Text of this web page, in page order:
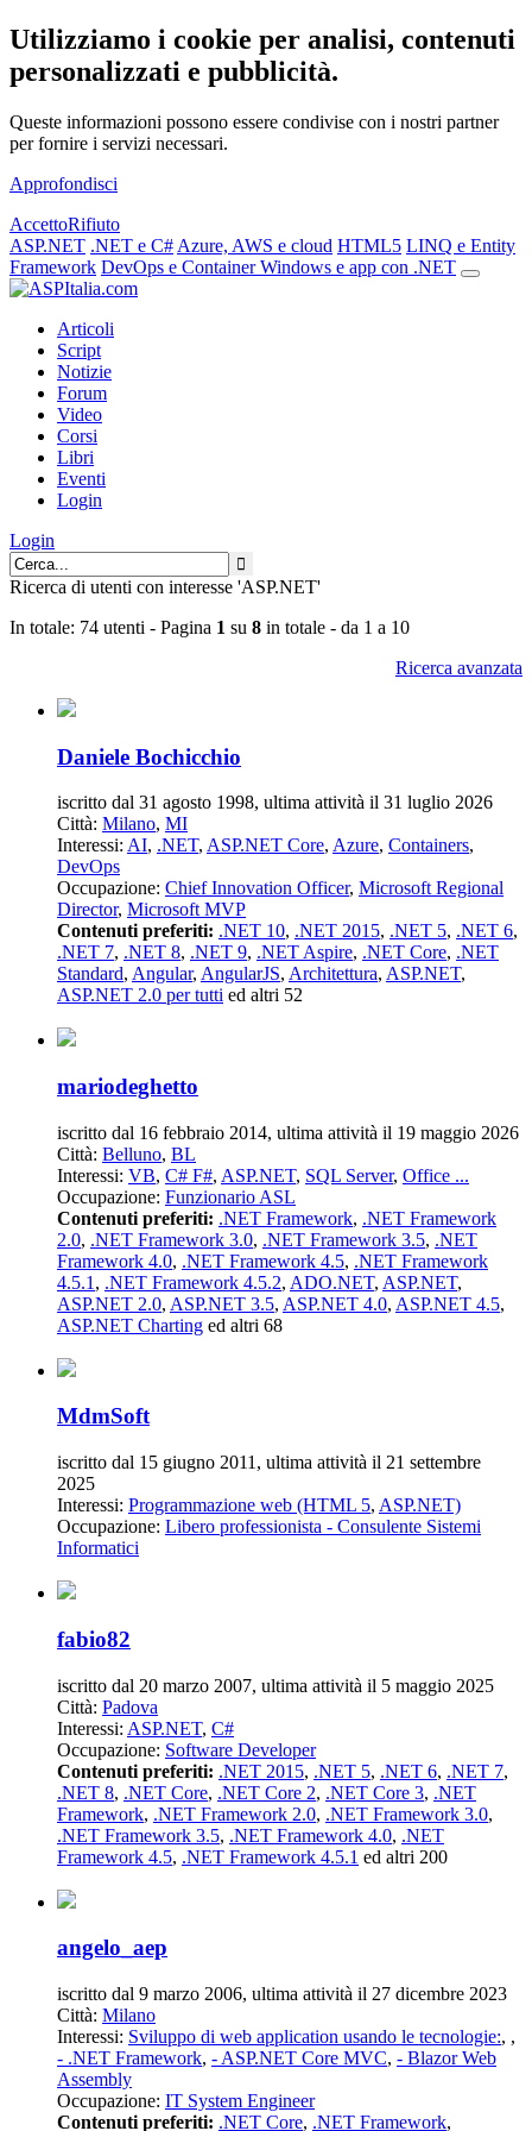
Utilizziamo i cookie per analisi, contenuti
personalizzati e pubblicità.
Queste informazioni possono essere condivise con i nostri partner
per fornire i servizi necessari.
Approfondisci
AccettoRifiuto
ASP.NET .NET e C# Azure, AWS e cloud HTML5 LINQ e Entity
Framework DevOps e ContainerWindows e app con .NET
Articoli
Script
Notizie
Forum
Video
Corsi
Libri
Eventi
Login
Login
Ricerca di utenti con interesse 'ASP.NET'
In totale: 74 utenti - Pagina 1 su 8 in totale - da 1 a 10
Ricerca avanzata
Daniele Bochicchio
iscritto dal 31 agosto 1998, ultima attività il 31 luglio 2026
Città: Milano, MI
Interessi: AI, .NET, ASP.NET Core, Azure, Containers,
DevOps
Occupazione: Chief Innovation Officer, Microsoft Regional
Director, Microsoft MVP
Contenuti preferiti: .NET 10, .NET 2015, .NET 5, .NET 6,
.NET 7, .NET 8, .NET 9, .NET Aspire, .NET Core, .NET
Standard, Angular, AngularJS, Architettura, ASP.NET,
ASP.NET 2.0 per tutti ed altri 52
mariodeghetto
iscritto dal 16 febbraio 2014, ultima attività il 19 maggio 2026
Città: Belluno, BL
Interessi: VB, C# F#, ASP.NET, SQL Server, Office ...
Occupazione: Funzionario ASL
Contenuti preferiti: .NET Framework, .NET Framework
2.0, .NET Framework 3.0, .NET Framework 3.5, .NET
Framework 4.0, .NET Framework 4.5, .NET Framework
4.5.1 , .NET Framework 4.5.2, ADO.NET, ASP.NET,
ASP.NET 2.0, ASP.NET 3.5, ASP.NET 4.0, ASP.NET 4.5,
ASP.NET Charting ed altri 68
MdmSoft
iscritto dal 15 giugno 2011, ultima attività il 21 settembre
2025
Interessi: Programmazione web (HTML 5, ASP.NET)
Occupazione: Libero professionista - Consulente Sistemi
Informatici
fabio82
iscritto dal 20 marzo 2007, ultima attività il 5 maggio 2025
Città: Padova
Interessi: ASP.NET, C#
Occupazione: Software Developer
Contenuti preferiti: .NET 2015, .NET 5, .NET 6, .NET 7,
.NET 8, .NET Core, .NET Core 2, .NET Core 3, .NET
Framework, .NET Framework 2.0, .NET Framework 3.0,
.NET Framework 3.5, .NET Framework 4.0, .NET
Framework 4.5, .NET Framework 4.5.1 ed altri 200
angelo_aep
iscritto dal 9 marzo 2006, ultima attività il 27 dicembre 2023
Città: Milano
Interessi: Sviluppo di web application usando le tecnologie:, ,
- .NET Framework, - ASP.NET Core MVC, - Blazor Web
Assembly
Occupazione: IT System Engineer
Contenuti preferiti: .NET Core, .NET Framework,